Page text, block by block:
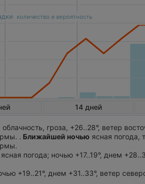
количество и вероятность
14 дней
гроза, +26..28°, ветер
. Ближайшей ночью ясная погода,
погода; ночью +17..19°, днем
+19..21°, днем +31..33°, ветер